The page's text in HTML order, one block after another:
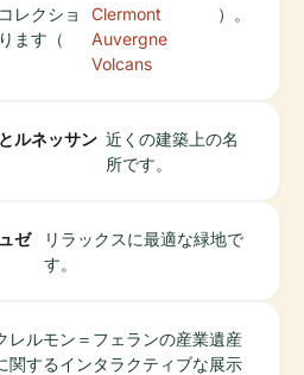
レクショ
ます（
Clermont
Auvergne
Volcans
）。
ルネッサン 近くの建築上の名
所です。
ゼ
リラックスに最適な緑地で
す。
レルモン＝フェランの産業遺産
関するインタラクティブな展示